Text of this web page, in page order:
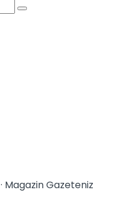
· Magazin Gazeteniz